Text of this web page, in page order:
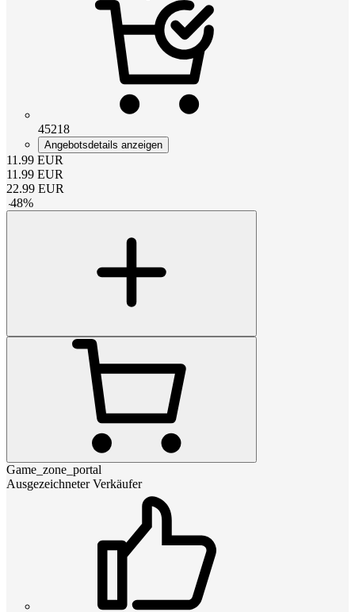
45218
Angebotsdetails anzeigen
11.99 EUR
11.99 EUR
22.99 EUR
-48%
Game_zone_portal
Ausgezeichneter Verkäufer